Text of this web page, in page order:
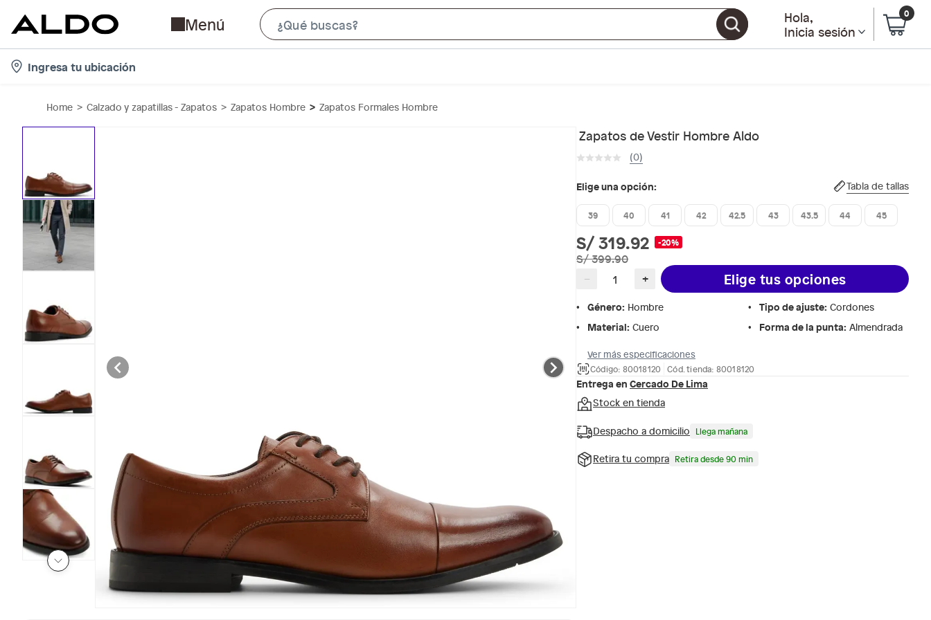
Menú
e
Hola,
Inicia sesión
0
Ingresa tu ubicación
Home Calzado y zapatillas - Zapatos Zapatos Hombre Zapatos Formales Hombre
Zapatos de Vestir Hombre Aldo
(0)
Elige una opción: Tabla de tallas
39 40 41 42 42.5 43 43.5 44 45
S/ 319.92 -20%
S/ 399.90
−
+ Elige tus opciones
Género: Hombre Tipo de ajuste: Cordones
Material: Cuero Forma de la punta: Almendrada
Ver más especificaciones
Código: 80018120 Cód. tienda: 80018120
Entrega en Cercado De Lima
Stock en tienda
Despacho a domicilio Llega mañana
Retira tu compra Retira desde 90 min